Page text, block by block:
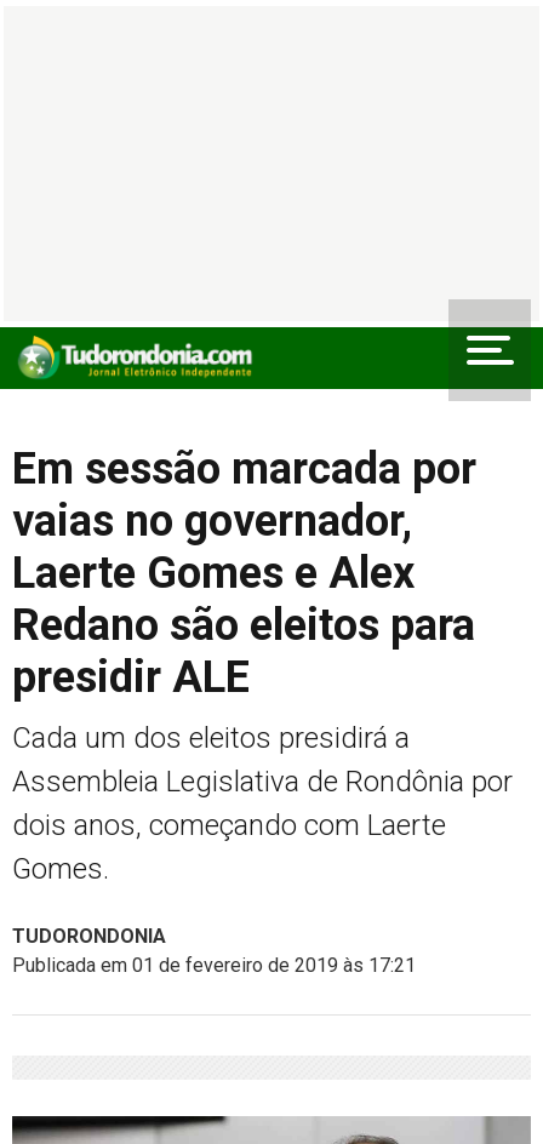
Em sessão marcada por
vaias no governador,
Laerte Gomes e Alex
Redano são eleitos para
presidir ALE
Cada um dos eleitos presidirá a
Assembleia Legislativa de Rondônia por
dois anos, começando com Laerte
Gomes.
TUDORONDONIA
Publicada em 01 de fevereiro de 2019 às 17:21